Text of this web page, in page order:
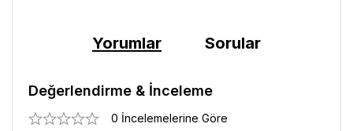
Yorumlar Sorular
Değerlendirme & İnceleme
0 İncelemelerine Göre